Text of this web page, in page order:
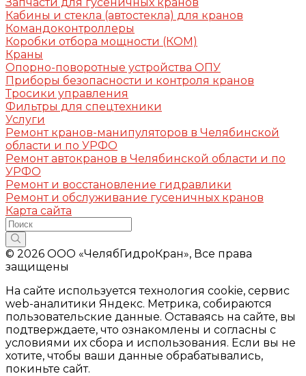
Кабины и стекла (автостекла) для кранов
Командоконтроллеры
Коробки отбора мощности (КОМ)
Краны
Опорно-поворотные устройства ОПУ
Приборы безопасности и контроля кранов
Тросики управления
Фильтры для спецтехники
Услуги
Ремонт кранов-манипуляторов в Челябинской
области и по УРФО
Ремонт автокранов в Челябинской области и по
УРФО
Ремонт и восстановление гидравлики
Ремонт и обслуживание гусеничных кранов
Карта сайта
© 2026 ООО «ЧелябГидроКран», Все права
защищены
На сайте используется технология cookie, сервис
web-аналитики Яндекс. Метрика, собираются
пользовательские данные. Оставаясь на сайте, вы
подтверждаете, что ознакомлены и согласны с
условиями их сбора и использования. Если вы не
хотите, чтобы ваши данные обрабатывались,
покиньте сайт.